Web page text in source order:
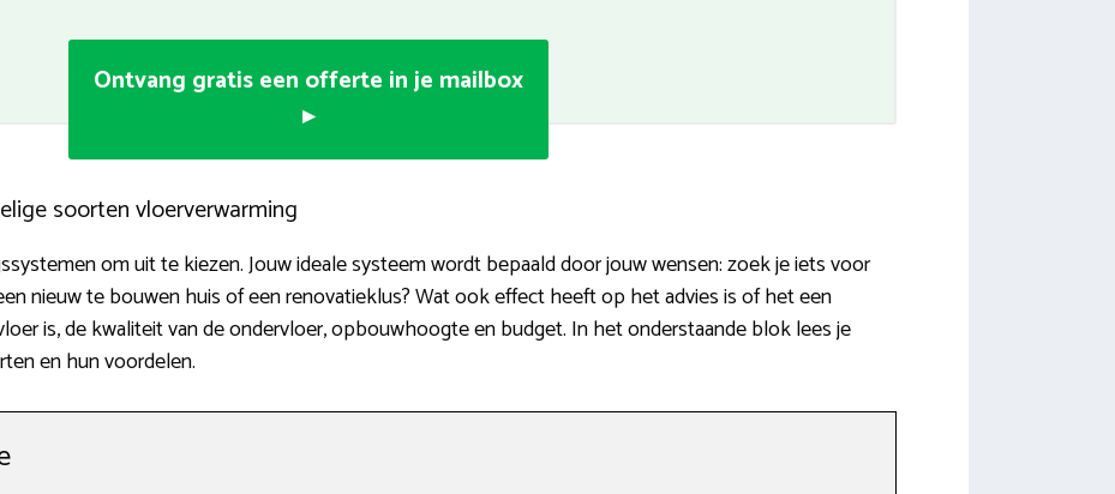
Ontvang gratis een offerte in je mailbox
▸
soorten vloerverwarming
om uit te kiezen. Jouw ideale systeem wordt bepaald door jouw wensen: zoek je iets voor
nieuw te bouwen huis of een renovatieklus? Wat ook effect heeft op het advies is of het een
is, de kwaliteit van de ondervloer, opbouwhoogte en budget. In het onderstaande blok lees je
en hun voordelen.